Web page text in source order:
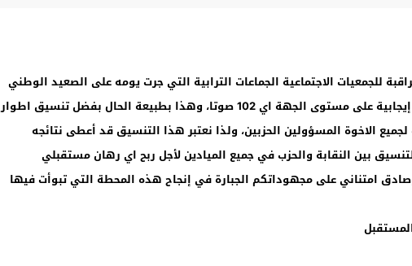
للجمعيات الاجتماعية الجماعات الترابية التي جرت يومه على الصعيد الوطني
ومنها جهة سوس ماسة حيث بلغنا نتائج إيجابية على مستوى الجهة اي 102 صوتا، وهذا بطبيعة الحال بفضل تنسيق اطوار
لجميع الاخوة المسؤولين الحزبين، ولذا نعتبر هذا التنسيق قد أعطى نتائجه
بين النقابة والحزب في جميع الميادين لأجل ربح اي رهان مستقبلي
امتناني على مجهوداتكم الجبارة في إنجاح هذه المحطة التي تبوأت فيها